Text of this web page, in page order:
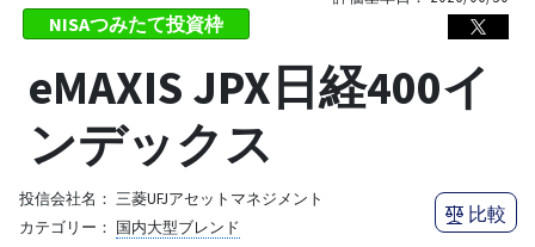
NISAつみたて投資枠
eMAXIS JPX日経400イ
ンデックス
投信会社名： 三菱UFJアセットマネジメント
カテゴリー： 国内大型ブレンド
比較